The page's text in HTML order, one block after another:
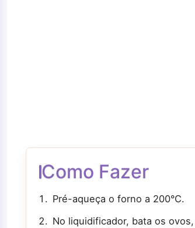
Como Fazer
Pré-aqueça o forno a 200°C.
No liquidificador, bata os